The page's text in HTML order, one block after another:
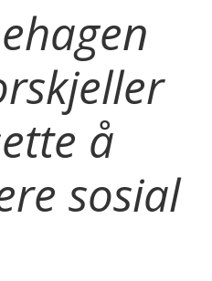
å
sosial